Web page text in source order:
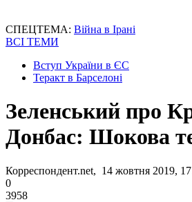
СПЕЦТЕМА: Війна в Ірані
ВСІ ТЕМИ
Вступ України в ЄС
Теракт в Барселоні
Зеленський про
Донбас: Шокова
Корреспондент.net, 14 жовтня 2019,
0
3958